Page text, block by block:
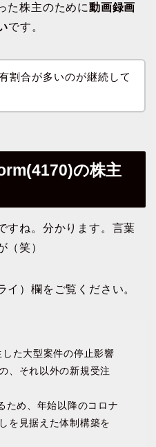
た株主のために動画録画
です。
割合が多いのが継続して
の株主
すね。分かります。言葉
（笑）
）欄をご覧ください。
た大型案件の停止影響
、それ以外の新規受注
ため、年始以降のコロナ
を見据えた体制構築を